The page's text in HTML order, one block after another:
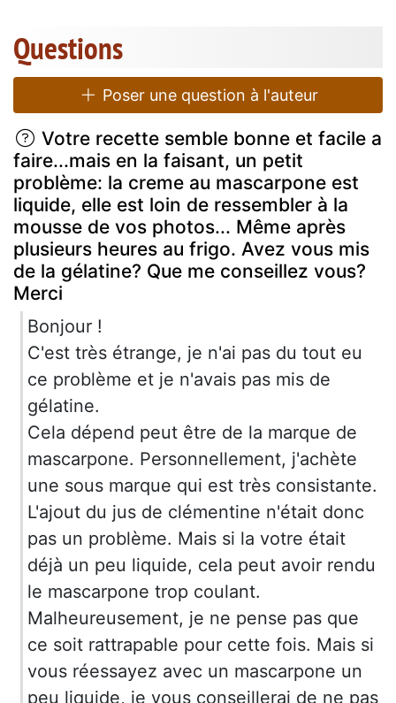
Questions
Poser une question à l'auteur
Votre recette semble bonne et facile a
faire...mais en la faisant, un petit
problème: la creme au mascarpone est
liquide, elle est loin de ressembler à la
mousse de vos photos... Même après
plusieurs heures au frigo. Avez vous mis
de la gélatine? Que me conseillez vous?
Merci
Bonjour !
C'est très étrange, je n'ai pas du tout eu
ce problème et je n'avais pas mis de
gélatine.
Cela dépend peut être de la marque de
mascarpone. Personnellement, j'achète
une sous marque qui est très consistante.
L'ajout du jus de clémentine n'était donc
pas un problème. Mais si la votre était
déjà un peu liquide, cela peut avoir rendu
le mascarpone trop coulant.
Malheureusement, je ne pense pas que
ce soit rattrapable pour cette fois. Mais si
vous réessayez avec un mascarpone un
peu liquide, je vous conseillerai de ne pas